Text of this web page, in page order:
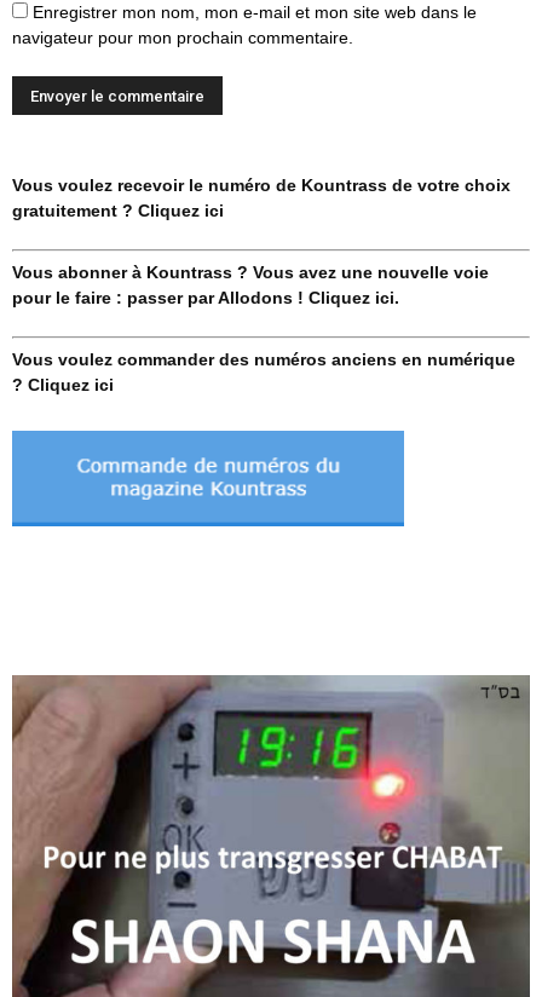
Enregistrer mon nom, mon e-mail et mon site web dans le
navigateur pour mon prochain commentaire.
Vous voulez recevoir le numéro de Kountrass de votre choix
gratuitement ? Cliquez ici
Vous abonner à Kountrass ? Vous avez une nouvelle voie
pour le faire : passer par Allodons ! Cliquez ici.
Vous voulez commander des numéros anciens en numérique
? Cliquez ici